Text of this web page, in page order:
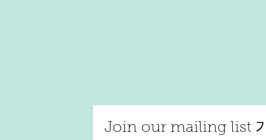
Join our mailing list 가